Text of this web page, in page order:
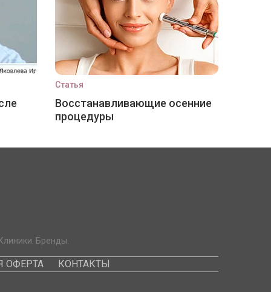
Статья
Восстанавливающие осенние
процедуры
Бренды.
ОФЕРТА КОНТАКТЫ